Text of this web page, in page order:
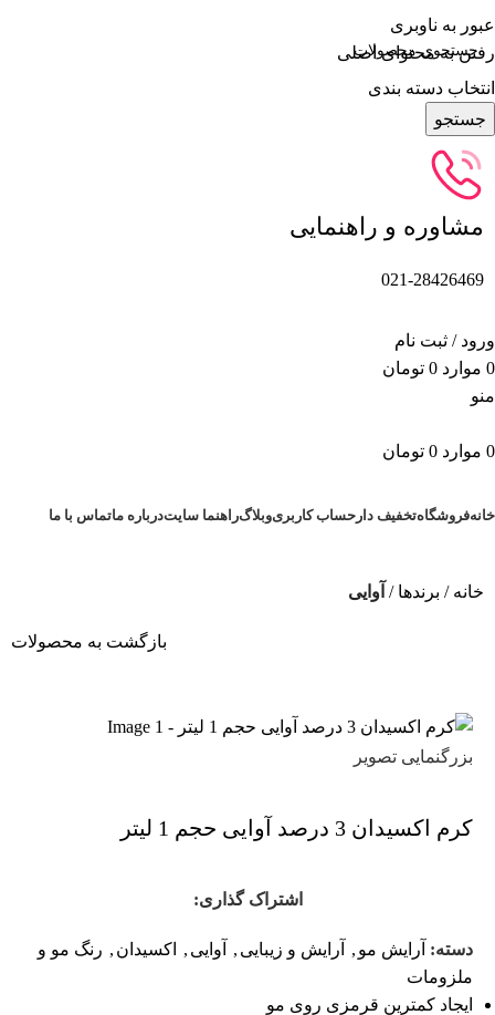
عبور به ناوبری
رفتن به محتوای اصلی
انتخاب دسته بندی
جستجو
مشاوره و راهنمایی
021-28426469
ورود / ثبت نام
0 موارد 0 تومان
منو
0 موارد 0 تومان
خانهفروشگاهتخفیف دار حساب کاربریوبلاگراهنما سایتدرباره ماتماس با ما
خانه برندها آوایی
بازگشت به محصولات
بزرگنمایی تصویر
کرم اکسیدان 3 درصد آوایی حجم 1 لیتر
اشتراک گذاری:
دسته: آرایش مو , آرایش و زیبایی , آوایی , اکسیدان , رنگ مو و
ملزومات
ایجاد کمترین قرمزی روی مو